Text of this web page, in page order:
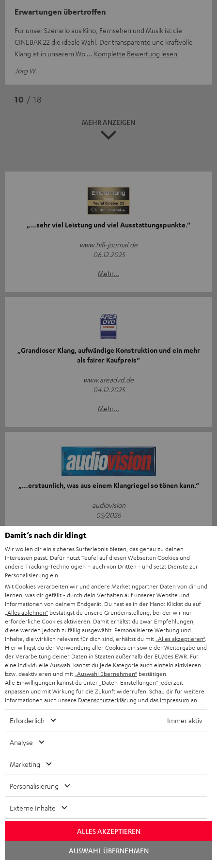
Erwartungen übertroffen
Für unser Szenario aus Kino, Fernsehen und Musik ist die
CINEBAR 22 die ideale Wahl. Der transparente und kraftvolle
Klang ist in unserem Wo
Komplette Bewertung lesen
Jörg W.
10 / 18
MEHR ANZEIGEN
„…sehr viel Leistung und viel Ausstattungspunkte.“
www.hifi-journal.de
06.12.2025
Mehr...
„Grandioser Klang, aufwändige Konstruktion und ein mehr
als fairer Kaufpreis“
www.areadvd.de
04.12.2025
Mehr...
„…erstaunlich, was aus einem Klangriegel so tönen kann.“
audiovision
05/2026
„Großes Kino zum kleinen Preis“
www.stereoguide.de
15.01.2026
Mehr...
„[…] Kompaktes Heimkino mit Wucht“
Damit‘s nach dir klingt
Wir wollen dir ein sicheres Surferlebnis bieten, das genau zu deinen
Interessen passt. Dafür nutzt Teufel auf diesen Webseiten Cookies und
andere Tracking-Technologien – auch von Dritten - und setzt Dienste zur
Personalisierung ein.
Mit Cookies verarbeiten wir und andere Marketingpartner Daten von dir und
lernen, was dir gefällt - durch dein Verhalten auf unserer Website und
Informationen von deinem Endgerät. Du hast es in der Hand: Klickst du auf
„Alles ablehnen“ bestätigst du unsere Grundeinstellung, bei der wir nur
erforderliche Cookies aktivieren. Damit erhältst du zwar Empfehlungen,
diese werden jedoch zufällig ausgewählt. Personalisierte Werbung und
Inhalte, die wirklich relevant für dich sind, erhältst du mit „Alles akzeptieren“.
Hier willigst du der Verwendung aller Cookies ein sowie der Weitergabe und
der Verarbeitung deiner Daten in Staaten außerhalb der EU/des EWR. Für
eine individuelle Auswahl kannst du jede Kategorie auch einzeln aktivieren
bzw. deaktivieren und mit „Auswahl übernehmen“ bestätigen.
Alle Einwilligungen kannst du unter „Daten-Einstellungen“ jederzeit
anpassen und mit Wirkung für die Zukunft widerrufen. Schau dir für weitere
Informationen auch unsere Datenschutzerklärung und das Impressum an.
Erforderlich Immer aktiv
Analyse
Marketing
Personalisierung
Externe Inhalte
ALLES AKZEPTIEREN
AUSWAHL ÜBERNEHMEN